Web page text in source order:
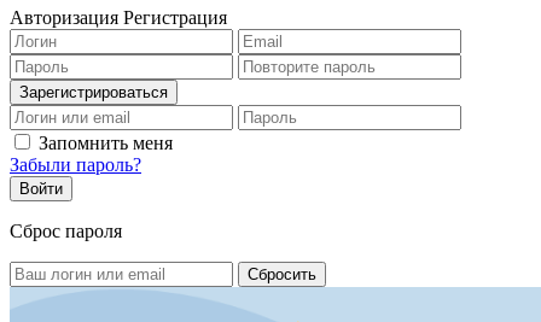
Авторизация Регистрация
Запомнить меня
Забыли пароль?
Сброс пароля